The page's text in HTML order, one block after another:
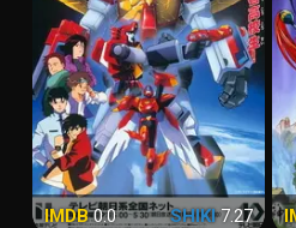
IMDB0.0 SHIKI7.27